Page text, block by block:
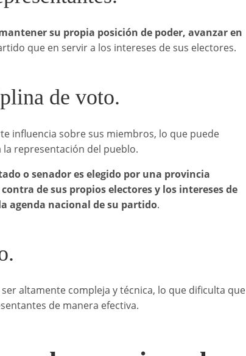
su propia posición de poder, avanzar en
que en servir a los intereses de sus electores.
de voto.
influencia sobre sus miembros, lo que puede
representación del pueblo.
o senador es elegido por una provincia
de sus propios electores y los intereses de
agenda nacional de su partido.
altamente compleja y técnica, lo que dificulta que
de manera efectiva.